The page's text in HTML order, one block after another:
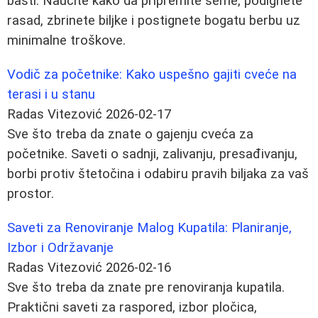
rasad, zbrinete biljke i postignete bogatu berbu uz
minimalne troškove.
Vodič za početnike: Kako uspešno gajiti cveće na
terasi i u stanu
Radas Vitezović 2026-02-17
Sve što treba da znate o gajenju cveća za
početnike. Saveti o sadnji, zalivanju, presađivanju,
borbi protiv štetočina i odabiru pravih biljaka za vaš
prostor.
Saveti za Renoviranje Malog Kupatila: Planiranje,
Izbor i Održavanje
Radas Vitezović 2026-02-16
Sve što treba da znate pre renoviranja kupatila.
Praktični saveti za raspored, izbor pločica,